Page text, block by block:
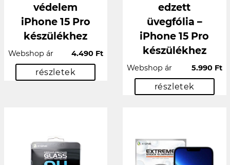
védelem
iPhone 15 Pro
készülékhez
Webshop ár 4.490 Ft
részletek
edzett
üvegfólia –
iPhone 15 Pro
készülékhez
Webshop ár 5.990 Ft
részletek